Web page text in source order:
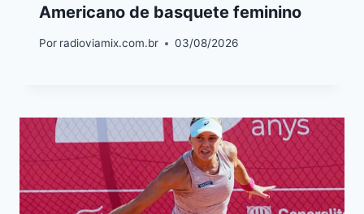
Americano de basquete feminino
Por radioviamix.com.br 03/08/2026